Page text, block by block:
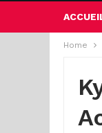
Home